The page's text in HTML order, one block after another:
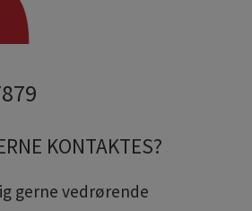
KONTAKTES?
gerne vedrørende